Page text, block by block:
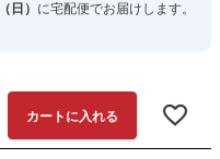
日） に宅配便でお届けします。
カートに入れる